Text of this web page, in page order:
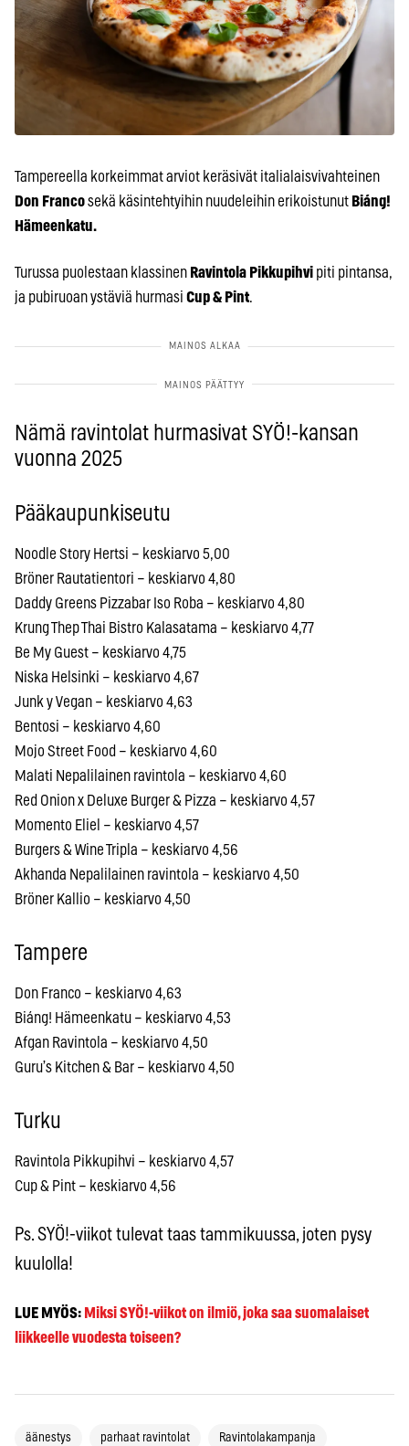
Tampereella korkeimmat arviot keräsivät italialaisvivahteinen
Don Francosekä käsintehtyihin nuudeleihin erikoistunut Biáng!
Hämeenkatu.
Turussa puolestaan klassinen Ravintola Pikkupihvi piti pintansa,
ja pubiruoan ystäviä hurmasi Cup & Pint.
Nämä ravintolat hurmasivat SYÖ!-kansan
vuonna 2025
Pääkaupunkiseutu
Noodle Story Hertsi – keskiarvo 5,00
Bröner Rautatientori – keskiarvo 4,80
Daddy Greens Pizzabar Iso Roba – keskiarvo 4,80
Krung Thep Thai Bistro Kalasatama – keskiarvo 4,77
Be My Guest – keskiarvo 4,75
Niska Helsinki – keskiarvo 4,67
Junk y Vegan – keskiarvo 4,63
Bentosi – keskiarvo 4,60
Mojo Street Food – keskiarvo 4,60
Malati Nepalilainen ravintola – keskiarvo 4,60
Red Onion x Deluxe Burger & Pizza – keskiarvo 4,57
Momento Eliel – keskiarvo 4,57
Burgers & Wine Tripla – keskiarvo 4,56
Akhanda Nepalilainen ravintola – keskiarvo 4,50
Bröner Kallio – keskiarvo 4,50
Tampere
Don Franco – keskiarvo 4,63
Biáng! Hämeenkatu – keskiarvo 4,53
Afgan Ravintola – keskiarvo 4,50
Guru’s Kitchen & Bar – keskiarvo 4,50
Turku
Ravintola Pikkupihvi – keskiarvo 4,57
Cup & Pint – keskiarvo 4,56
Ps. SYÖ!-viikot tulevat taas tammikuussa, joten pysy
kuulolla!
LUE MYÖS: Miksi SYÖ!-viikot on ilmiö, joka saa suomalaiset
liikkeelle vuodesta toiseen?
äänestys parhaat ravintolat Ravintolakampanja